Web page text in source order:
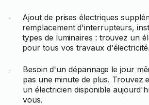
Ajout de prises électriques
remplacement d'interrupteurs,
types de luminaires : trouvez un
pour tous vos travaux d'électricité.
Besoin d'un dépannage le jour
pas une minute de plus. Trouvez
un électricien disponible
vous.